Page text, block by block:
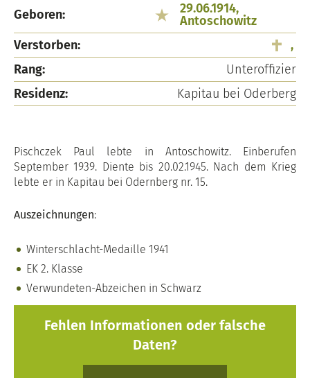
Geboren:
29.06.1914,
Antoschowitz
Verstorben:
,
Rang:
Unteroffizier
Residenz:
Kapitau bei Oderberg
Pischczek Paul lebte in Antoschowitz. Einberufen
September 1939. Diente bis 20.02.1945. Nach dem Krieg
lebte er in Kapitau bei Odernberg nr. 15.
Auszeichnungen:
Winterschlacht-Medaille 1941
EK 2. Klasse
Verwundeten-Abzeichen in Schwarz
Fehlen Informationen oder falsche
Daten?